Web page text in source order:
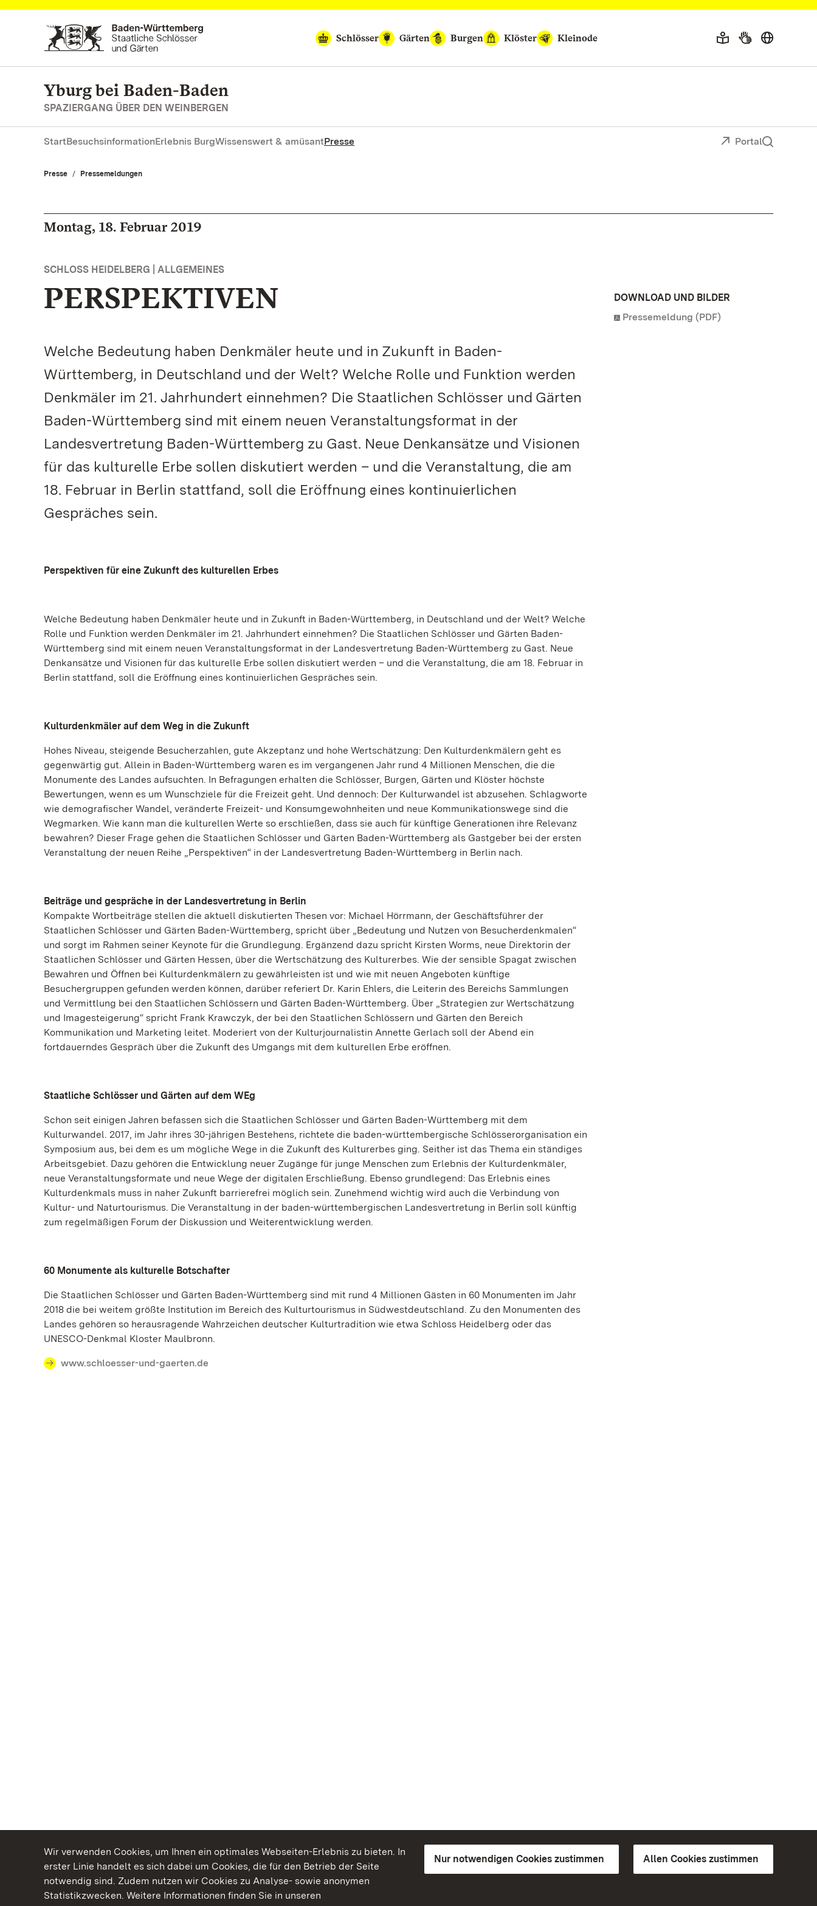
Wir verwenden Cookies, um Ihnen ein optimales Webseiten-Erlebnis zu bieten. In
erster Linie handelt es sich dabei um Cookies, die für den Betrieb der Seite
notwendig sind. Zudem nutzen wir Cookies zu Analyse- sowie anonymen
Statistikzwecken. Weitere Informationen finden Sie in unseren
Nur notwendigen Cookies zustimmen Allen Cookies zustimmen
Zum Hauptinhalt springen
Schlösser
Gärten Burgen Klöster Kleinode
Yburg bei Baden-Baden
SPAZIERGANG ÜBER DEN WEINBERGEN
StartBesuchsinformationErlebnis BurgWissenswert & amüsantPresse Portal
Presse Pressemeldungen
Montag, 18. Februar 2019
SCHLOSS HEIDELBERG | ALLGEMEINES
PERSPEKTIVEN
Welche Bedeutung haben Denkmäler heute und in Zukunft in Baden-
Württemberg, in Deutschland und der Welt? Welche Rolle und Funktion werden
Denkmäler im 21. Jahrhundert einnehmen? Die Staatlichen Schlösser und Gärten
Baden-Württemberg sind mit einem neuen Veranstaltungsformat in der
Landesvertretung Baden-Württemberg zu Gast. Neue Denkansätze und Visionen
für das kulturelle Erbe sollen diskutiert werden – und die Veranstaltung, die am
18. Februar in Berlin stattfand, soll die Eröffnung eines kontinuierlichen
Gespräches sein.
Perspektiven für eine Zukunft des kulturellen Erbes
Welche Bedeutung haben Denkmäler heute und in Zukunft in Baden-Württemberg, in Deutschland und der Welt? Welche
Rolle und Funktion werden Denkmäler im 21. Jahrhundert einnehmen? Die Staatlichen Schlösser und Gärten Baden-
Württemberg sind mit einem neuen Veranstaltungsformat in der Landesvertretung Baden-Württemberg zu Gast. Neue
Denkansätze und Visionen für das kulturelle Erbe sollen diskutiert werden – und die Veranstaltung, die am 18. Februar in
Berlin stattfand, soll die Eröffnung eines kontinuierlichen Gespräches sein.
Kulturdenkmäler auf dem Weg in die Zukunft
Hohes Niveau, steigende Besucherzahlen, gute Akzeptanz und hohe Wertschätzung: Den Kulturdenkmälern geht es
gegenwärtig gut. Allein in Baden-Württemberg waren es im vergangenen Jahr rund 4 Millionen Menschen, die die
Monumente des Landes aufsuchten. In Befragungen erhalten die Schlösser, Burgen, Gärten und Klöster höchste
Bewertungen, wenn es um Wunschziele für die Freizeit geht. Und dennoch: Der Kulturwandel ist abzusehen. Schlagworte
wie demografischer Wandel, veränderte Freizeit- und Konsumgewohnheiten und neue Kommunikationswege sind die
Wegmarken. Wie kann man die kulturellen Werte so erschließen, dass sie auch für künftige Generationen ihre Relevanz
bewahren? Dieser Frage gehen die Staatlichen Schlösser und Gärten Baden-Württemberg als Gastgeber bei der ersten
Veranstaltung der neuen Reihe „Perspektiven“ in der Landesvertretung Baden-Württemberg in Berlin nach.
Beiträge und gespräche in der Landesvertretung in Berlin
Kompakte Wortbeiträge stellen die aktuell diskutierten Thesen vor: Michael Hörrmann, der Geschäftsführer der
Staatlichen Schlösser und Gärten Baden-Württemberg, spricht über „Bedeutung und Nutzen von Besucherdenkmalen“
und sorgt im Rahmen seiner Keynote für die Grundlegung. Ergänzend dazu spricht Kirsten Worms, neue Direktorin der
Staatlichen Schlösser und Gärten Hessen, über die Wertschätzung des Kulturerbes. Wie der sensible Spagat zwischen
Bewahren und Öffnen bei Kulturdenkmälern zu gewährleisten ist und wie mit neuen Angeboten künftige
Besuchergruppen gefunden werden können, darüber referiert Dr. Karin Ehlers, die Leiterin des Bereichs Sammlungen
und Vermittlung bei den Staatlichen Schlössern und Gärten Baden-Württemberg. Über „Strategien zur Wertschätzung
und Imagesteigerung“ spricht Frank Krawczyk, der bei den Staatlichen Schlössern und Gärten den Bereich
Kommunikation und Marketing leitet. Moderiert von der Kulturjournalistin Annette Gerlach soll der Abend ein
fortdauerndes Gespräch über die Zukunft des Umgangs mit dem kulturellen Erbe eröffnen.
Staatliche Schlösser und Gärten auf dem WEg
Schon seit einigen Jahren befassen sich die Staatlichen Schlösser und Gärten Baden-Württemberg mit dem
Kulturwandel. 2017, im Jahr ihres 30-jährigen Bestehens, richtete die baden-württembergische Schlösserorganisation ein
Symposium aus, bei dem es um mögliche Wege in die Zukunft des Kulturerbes ging. Seither ist das Thema ein ständiges
Arbeitsgebiet. Dazu gehören die Entwicklung neuer Zugänge für junge Menschen zum Erlebnis der Kulturdenkmäler,
neue Veranstaltungsformate und neue Wege der digitalen Erschließung. Ebenso grundlegend: Das Erlebnis eines
Kulturdenkmals muss in naher Zukunft barrierefrei möglich sein. Zunehmend wichtig wird auch die Verbindung von
Kultur- und Naturtourismus. Die Veranstaltung in der baden-württembergischen Landesvertretung in Berlin soll künftig
zum regelmäßigen Forum der Diskussion und Weiterentwicklung werden.
60 Monumente als kulturelle Botschafter
Die Staatlichen Schlösser und Gärten Baden-Württemberg sind mit rund 4 Millionen Gästen in 60 Monumenten im Jahr
2018 die bei weitem größte Institution im Bereich des Kulturtourismus in Südwestdeutschland. Zu den Monumenten des
Landes gehören so herausragende Wahrzeichen deutscher Kulturtradition wie etwa Schloss Heidelberg oder das
UNESCO-Denkmal Kloster Maulbronn.
www.schloesser-und-gaerten.de
DOWNLOAD UND BILDER
Pressemeldung (PDF)